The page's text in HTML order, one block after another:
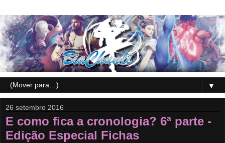
▼
26 setembro 2016
E como fica a cronologia? 6ª parte -
Edição Especial Fichas